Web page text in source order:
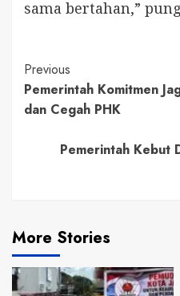
sama bertahan,”
Continue
Reading
Previous
Pemerintah Komitmen
dan Cegah PHK
Pemerintah Kebut
More Stories